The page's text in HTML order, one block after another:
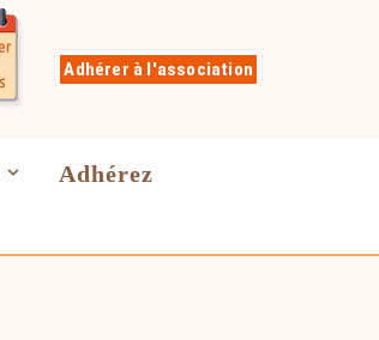
Adhérer à l'association
Adhérez